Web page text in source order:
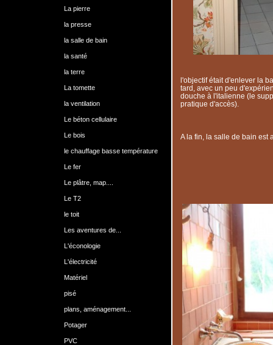
La pierre
la presse
la salle de bain
la santé
la terre
La tomette
la ventilation
Le béton cellulaire
Le bois
le chauffage basse température
Le fer
Le plâtre, map....
Le T2
le toit
Les aventures de...
L'éconologie
L'électricité
Matériel
pisé
plans, aménagement...
Potager
PVC
l'objectif était d'enlever la
tard, avec un peu
douche à l'italienne (le
pratique d'accès).
A la fin, la salle de bain est